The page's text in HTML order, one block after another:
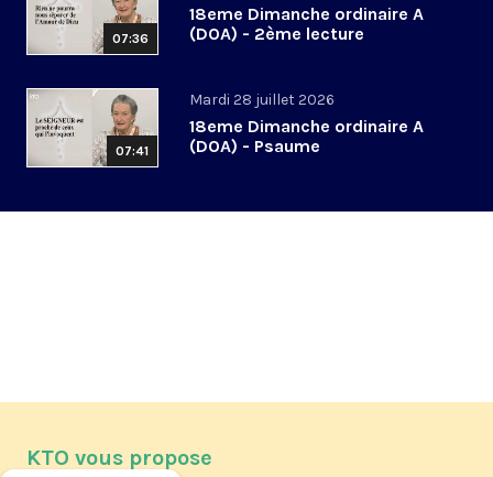
07:36
18eme Dimanche ordinaire A
(DOA) - 2ème lecture
07:41
Mardi 28 juillet 2026
18eme Dimanche ordinaire A
(DOA) - Psaume
KTO vous propose